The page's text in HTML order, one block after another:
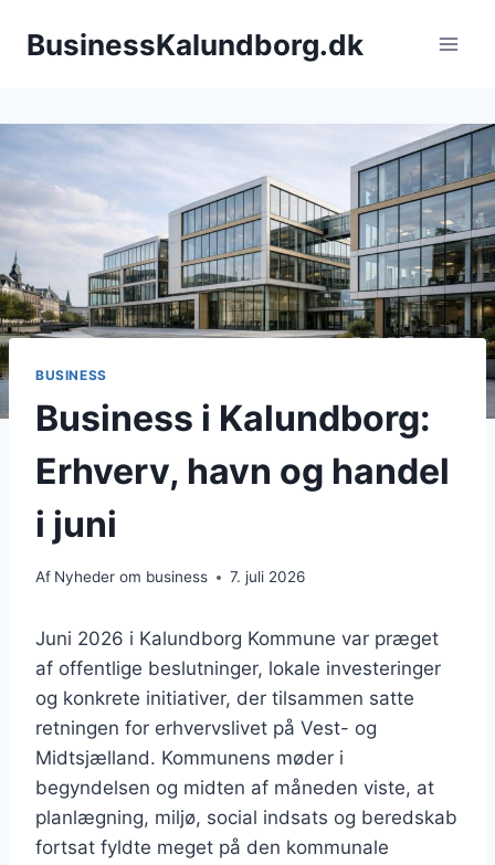
BusinessKalundborg.dk
BUSINESS
Business i Kalundborg:
Erhverv, havn og handel
i juni
Af Nyheder om business 7. juli 2026
Juni 2026 i Kalundborg Kommune var præget
af offentlige beslutninger, lokale investeringer
og konkrete initiativer, der tilsammen satte
retningen for erhvervslivet på Vest- og
Midtsjælland. Kommunens møder i
begyndelsen og midten af måneden viste, at
planlægning, miljø, social indsats og beredskab
fortsat fyldte meget på den kommunale